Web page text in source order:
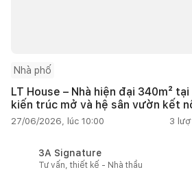
Nhà phố
LT House – Nhà hiện đại 340m²
kiến trúc mở và hệ sân vườn kết
27/06/2026, lúc 10:00 3
3A Signature
Tư vấn, thiết kế - Nhà thầu